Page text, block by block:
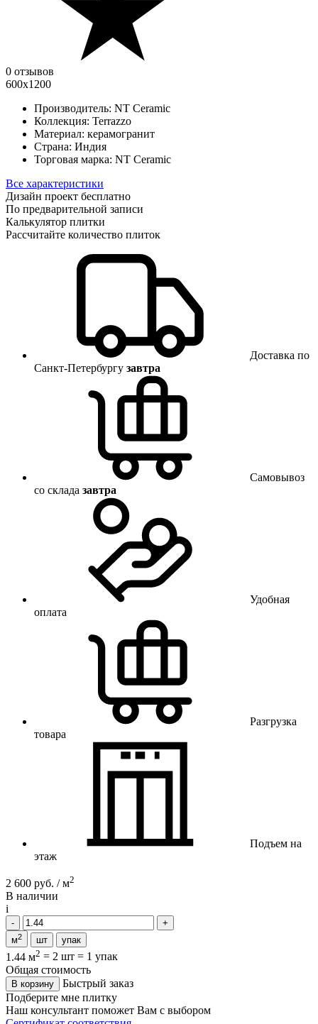
0 отзывов
600x1200
Производитель: NT Ceramic
Коллекция: Terrazzo
Материал: керамогранит
Страна: Индия
Торговая марка: NT Ceramic
Все характеристики
Дизайн проект бесплатно
По предварительной записи
Калькулятор плитки
Рассчитайте количество плиток
Доставка по
Санкт-Петербургу завтра
Самовывоз
со склада завтра
Удобная
оплата
Разгрузка
товара
Подъем на
этаж
2 600 руб. / м2
В наличии
i
м2 шт упак
1.44 м2 = 2 шт = 1 упак
Общая стоимость
В корзину
Быстрый заказ
Подберите мне плитку
Наш консультант поможет Вам с выбором